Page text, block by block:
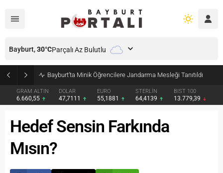
Bayburt’ta Minik Öğrencilere Jandarma Mesleği Tanıtıldı
GRAM ALTIN
6.660,55
DOLAR
47,7111
EURO
55,1881
STERLİN
64,4139
BIST 100
13.779,39
Bayburt,30°CParçalı Az Bulutlu
Hedef Sensin Farkında
Mısın?